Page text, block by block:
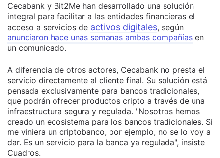
Cecabank y Bit2Me han desarrollado una solución
integral para facilitar a las entidades financieras el
acceso a servicios de activos digitales, según
anunciaron hace unas semanas ambas compañías en
un comunicado.
A diferencia de otros actores, Cecabank no presta el
servicio directamente al cliente final. Su solución está
pensada exclusivamente para bancos tradicionales,
que podrán ofrecer productos cripto a través de una
infraestructura segura y regulada. "Nosotros hemos
creado un ecosistema para los bancos tradicionales. Si
me viniera un criptobanco, por ejemplo, no se lo voy a
dar. Es un servicio para la banca ya regulada", insiste
Cuadros.